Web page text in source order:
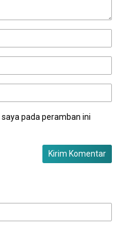
pada peramban ini